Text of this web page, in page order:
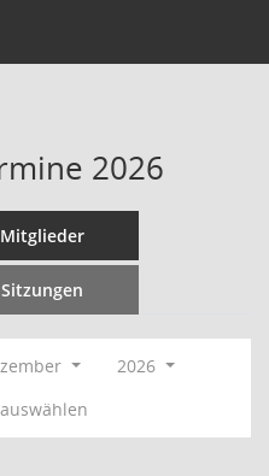
2026
Mitglieder
Sitzungen
2026